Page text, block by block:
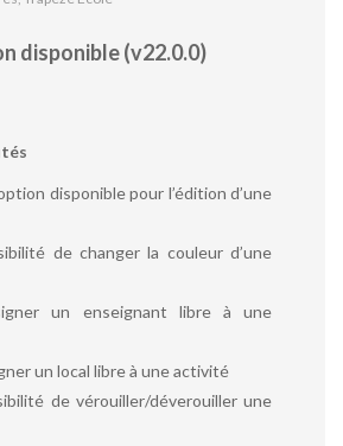
disponible (v22.0.0)
disponible pour l’édition d’une
de changer la couleur d’une
un enseignant libre à une
un local libre à une activité
de vérouiller/déverouiller une